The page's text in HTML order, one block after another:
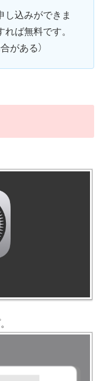
し込みができま
れば無料です。
がある）